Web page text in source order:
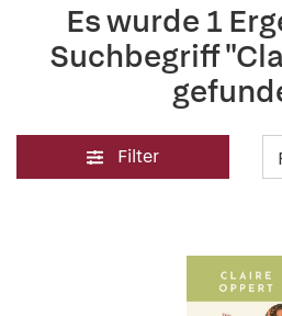
Es wurde 1
Suchbegriff
Filter